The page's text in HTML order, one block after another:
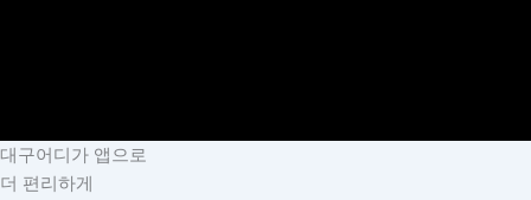
대구어디가 앱으로
더 편리하게